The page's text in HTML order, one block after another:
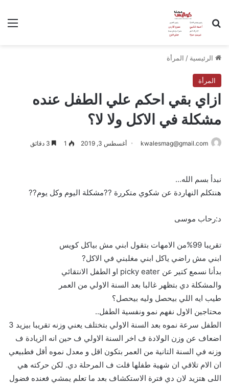
بحث عن
الرئيسية / المرأة
المرأة
ازاي بقي احكم علي الطفل عنده
مشكلة في الاكل ولا لا؟
kwalesmag@gmail.com أغسطس 3, 2019 1
نبدأ بسم الله…
هنتكلم النهاردة عن شكوي متكررة ??مشكلة اليوم وكل يوم??
د:رحاب موسى
تقريبا 99%من الامهات بتقول ابني مش بياكل كويس
ابني مش راضي ياكل ابني مغلبني في الاكل?
بدأنا نسمع كتير عن picky eater او الطفل الانتقائي
والمشكلة دي بتظهر غالبا بعد السنة الاولي من العمر
طيب ايه اللي بيحصل وليه بيحصل؟
محتاجين الاول نفهم نمو ونفسية الطفل..
الطفل سرعة نموه بعد السنة الاولي بتختلف يعني وزنه تقريبا بيزيد 3
اضعاف عن وزن الولادة ف اخر السنة الاولي ف حين انه الزيادة ف
وزنه في السنة التانية من العمر بتكون اقل و معدل نموه أقل فطبيعي
ان الام تلاقي ان شهية طفلها قلت ف المرحلة دي. لكن حركته هي
اللى هتزيد لان دي فترة الاستكشاف بعد ما تعلم يمشي فعنده فضول